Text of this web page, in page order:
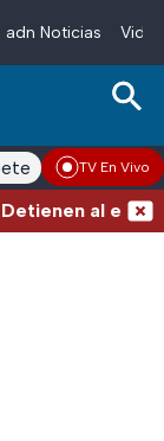
adn Noticias
Noticias RadioTV En Vivo
al